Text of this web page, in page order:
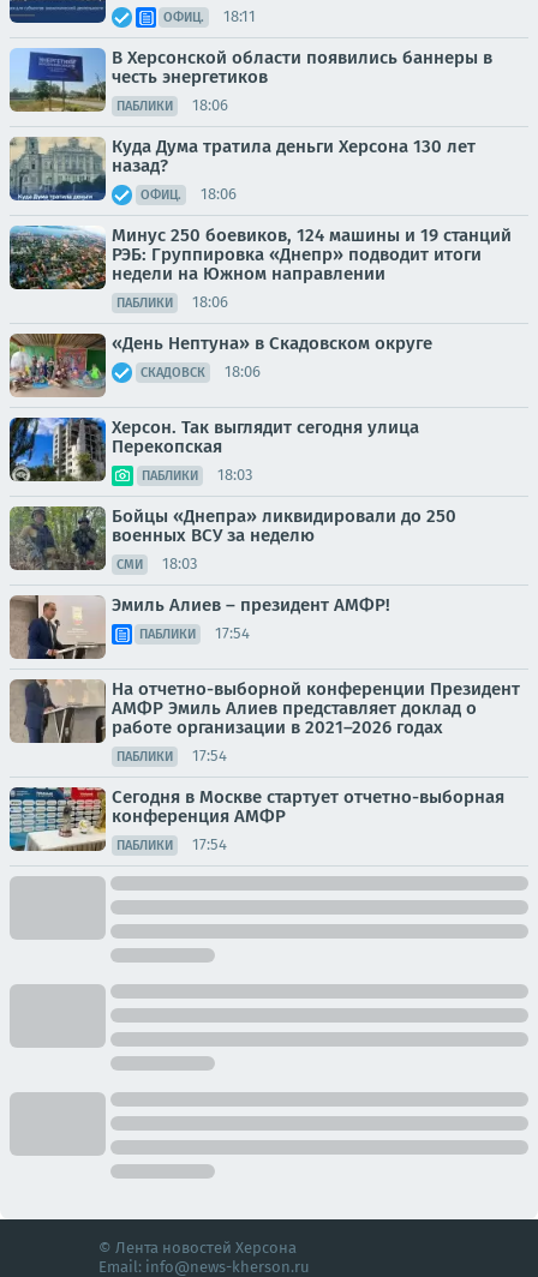
ОФИЦ. 18:11
В Херсонской области появились баннеры в
честь энергетиков
ПАБЛИКИ 18:06
Куда Дума тратила деньги Херсона 130 лет
назад?
ОФИЦ. 18:06
Минус 250 боевиков, 124 машины и 19 станций
РЭБ: Группировка «Днепр» подводит итоги
недели на Южном направлении
ПАБЛИКИ 18:06
«День Нептуна» в Скадовском округе
СКАДОВСК 18:06
Херсон. Так выглядит сегодня улица
Перекопская
ПАБЛИКИ 18:03
Бойцы «Днепра» ликвидировали до 250
военных ВСУ за неделю
СМИ 18:03
Эмиль Алиев – президент АМФР!
ПАБЛИКИ 17:54
На отчетно-выборной конференции Президент
АМФР Эмиль Алиев представляет доклад о
работе организации в 2021–2026 годах
ПАБЛИКИ 17:54
Сегодня в Москве стартует отчетно-выборная
конференция АМФР
ПАБЛИКИ 17:54
© Лента новостей Херсона
Email: info@news-kherson.ru